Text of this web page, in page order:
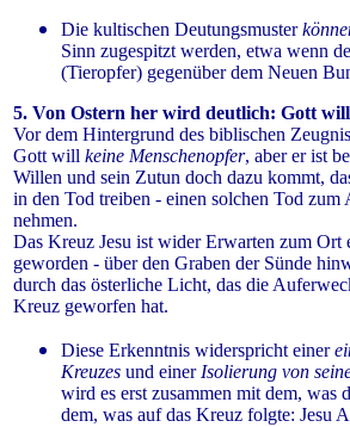
Die kultischen Deutungsmuster
Sinn zugespitzt werden, etwa wenn
(Tieropfer) gegenüber dem Neuen
5. Von Ostern her wird deutlich: Gott
Vor dem Hintergrund des biblischen
Gott will keine Menschenopfer, aber er ist
Willen und sein Zutun doch dazu kommt,
in den Tod treiben - einen solchen Tod zum
nehmen.
Das Kreuz Jesu ist wider Erwarten zum Ort
geworden - über den Graben der Sünde
durch das österliche Licht, das die
Kreuz geworfen hat.
Diese Erkenntnis widerspricht einer
Kreuzes und einer Isolierung von
wird es erst zusammen mit dem, was
dem, was auf das Kreuz folgte: Jesu